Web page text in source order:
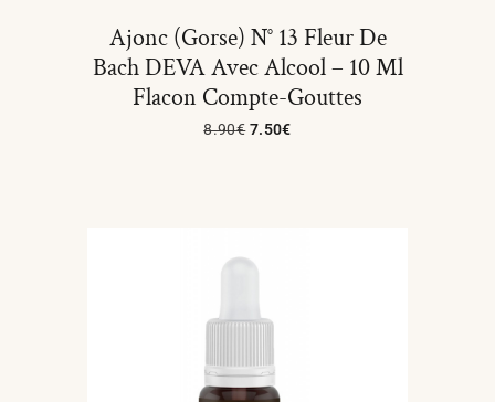
Ajonc (Gorse) N° 13 Fleur De
Bach DEVA Avec Alcool – 10 Ml
Flacon Compte-Gouttes
8.90€ 7.50€